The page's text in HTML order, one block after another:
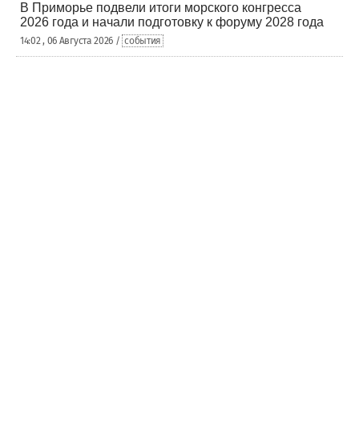
В Приморье подвели итоги морского конгресса
2026 года и начали подготовку к форуму 2028 года
14:02 , 06 Августа 2026 / события